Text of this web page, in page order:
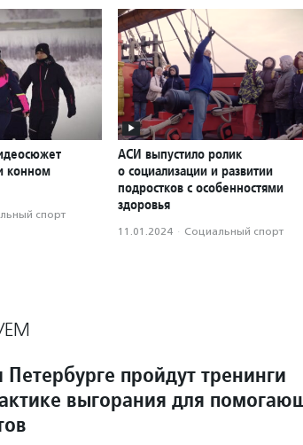
конном
спорт
АСИ выпустило ролик
о социализации и развитии
подростков с особенностями
здоровья
11.01.2024 · Социальный спорт
пройдут тренинги
выгорания для